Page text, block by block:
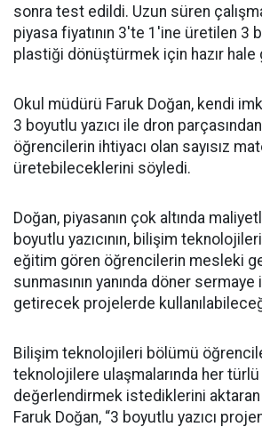
sonra test edildi. Uzun süren
piyasa fiyatının 3'te 1'ine üretilen 3
plastiği dönüştürmek için hazır hale
Okul müdürü Faruk Doğan, kendi
3 boyutlu yazıcı ile dron
öğrencilerin ihtiyacı olan sayısız
üretebileceklerini söyledi.
Doğan, piyasanın çok altında
boyutlu yazıcının, bilişim
eğitim gören öğrencilerin mesleki
sunmasının yanında döner
getirecek projelerde
Bilişim teknolojileri bölümü
teknolojilere ulaşmalarında her türlü
değerlendirmek istediklerini
Faruk Doğan, “3 boyutlu yazıcı